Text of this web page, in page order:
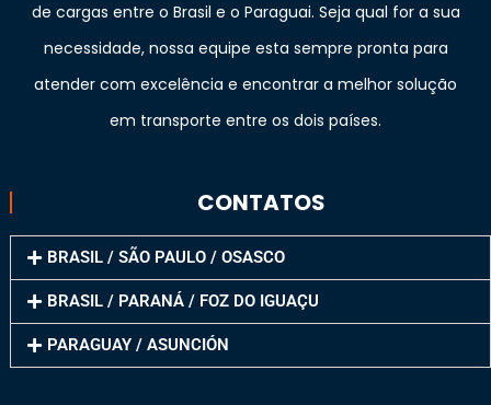
de cargas entre o Brasil e o Paraguai. Seja qual for a sua
necessidade, nossa equipe esta sempre pronta para
atender com excelência e encontrar a melhor solução
em transporte entre os dois países.
CONTATOS
BRASIL / SÃO PAULO / OSASCO
BRASIL / PARANÁ / FOZ DO IGUAÇU
PARAGUAY / ASUNCIÓN